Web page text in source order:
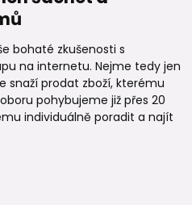
bohaté zkušenosti s
na internetu. Nejme tedy jen
snaží prodat zboží, kterému
pohybujeme již přes 20
individuálně poradit a najít